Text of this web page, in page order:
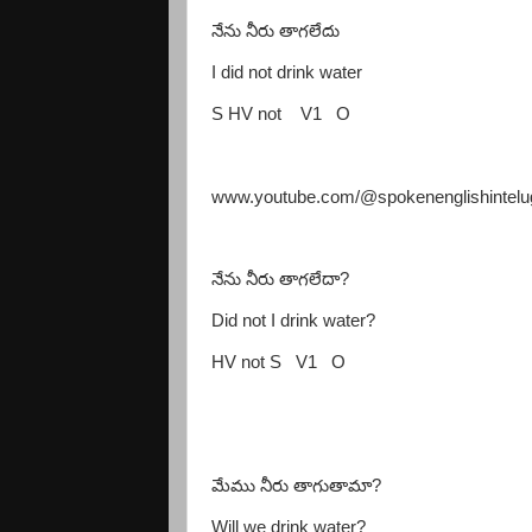
నేను నీరు తాగలేదు
I did not drink water
S HV not V1 O
www.youtube.com/
నేను నీరు తాగలేదా?
Did not I drink water?
HV not S V1 O
మేము నీరు తాగుతామా?
Will we drink water?